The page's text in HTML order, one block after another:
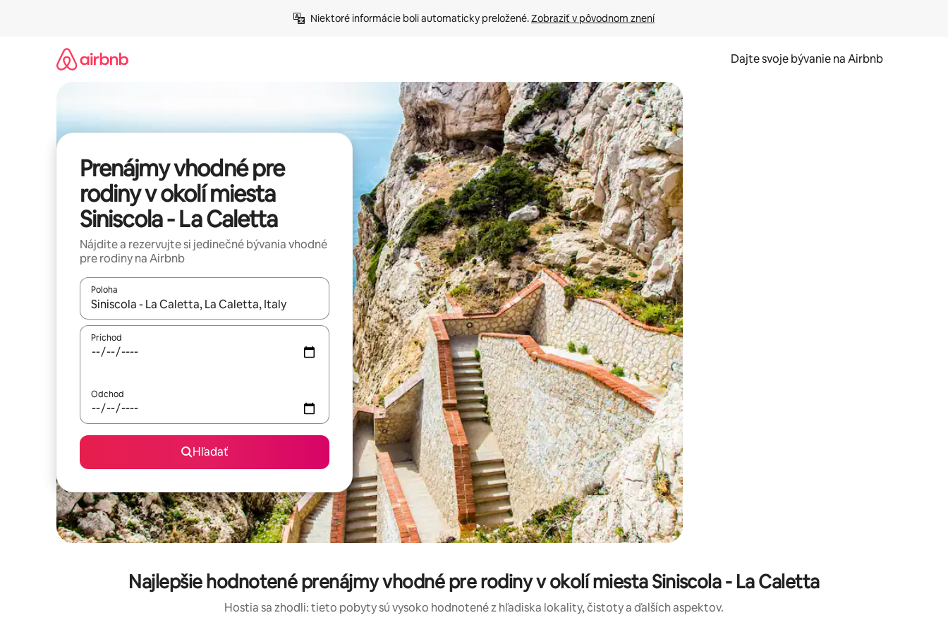
Niektoré informácie boli automaticky preložené. Zobraziť v pôvodnom znení
Dajte svoje bývanie na Airbnb
Prenájmy vhodné pre
rodiny v okolí miesta
Siniscola - La Caletta
Nájdite a rezervujte si jedinečné bývania vhodné
pre rodiny na Airbnb
Poloha
Keď budú výsledky k dispozícii, môžete si ich prechádzať pomocou klávesov so šípkami nahor a nadol alebo ich preskúmať pomocou dotykových gest či potiahnutia prstom.
Príchod
Odchod
Hľadať
Najlepšie hodnotené prenájmy vhodné pre rodiny v okolí miesta Siniscola - La Caletta
Hostia sa zhodli: tieto pobyty sú vysoko hodnotené z hľadiska lokality, čistoty a ďalších aspektov.